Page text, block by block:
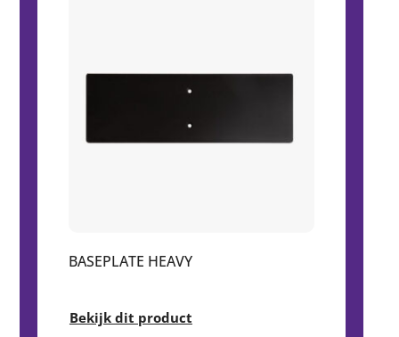
BASEPLATE HEAVY
Bekijk dit product